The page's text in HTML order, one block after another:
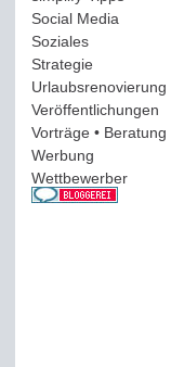
Social Media
Soziales(37)
Strategie(220)
Urlaubsrenovierung
Veröffentlichungen
Vorträge • Beratung
Werbung
Wettbewerber(61)